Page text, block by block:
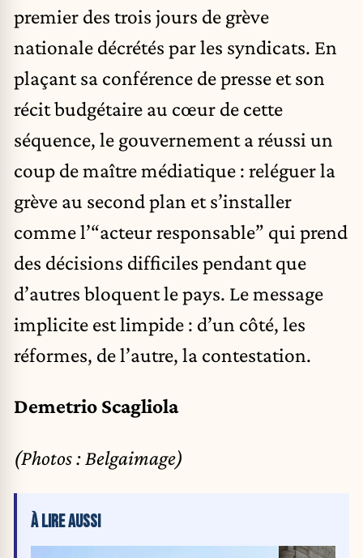
premier des trois jours de grève
nationale décrétés par les syndicats. En
plaçant sa conférence de presse et son
récit budgétaire au cœur de cette
séquence, le gouvernement a réussi un
coup de maître médiatique : reléguer la
grève au second plan et s’installer
comme l’“acteur responsable” qui prend
des décisions difficiles pendant que
d’autres bloquent le pays. Le message
implicite est limpide : d’un côté, les
réformes, de l’autre, la contestation.
Demetrio Scagliola
(Photos : Belgaimage)
À LIRE AUSSI